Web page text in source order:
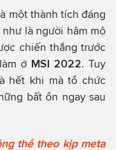
một thành tích đáng
là người hâm mộ
chiến thắng trước
ở MSI 2022. Tuy
hết khi mà tổ chức
bất ổn ngay sau
thể theo kịp meta